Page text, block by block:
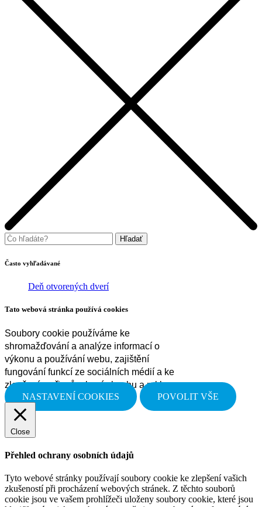
Často vyhľadávané
Deň otvorených dverí
Tato webová stránka používá cookies
Soubory cookie používáme ke
shromažďování a analýze informací o
výkonu a používání webu, zajištění
fungování funkcí ze sociálních médií a ke
zlepšení a přizpůsobení obsahu a reklam.
NASTAVENÍ COOKIES
POVOLIT VŠE
Close
Přehled ochrany osobních údajů
Tyto webové stránky používají soubory cookie ke zlepšení vašich
zkušeností při procházení webových stránek. Z těchto souborů
cookie jsou ve vašem prohlížeči uloženy soubory cookie, které jsou